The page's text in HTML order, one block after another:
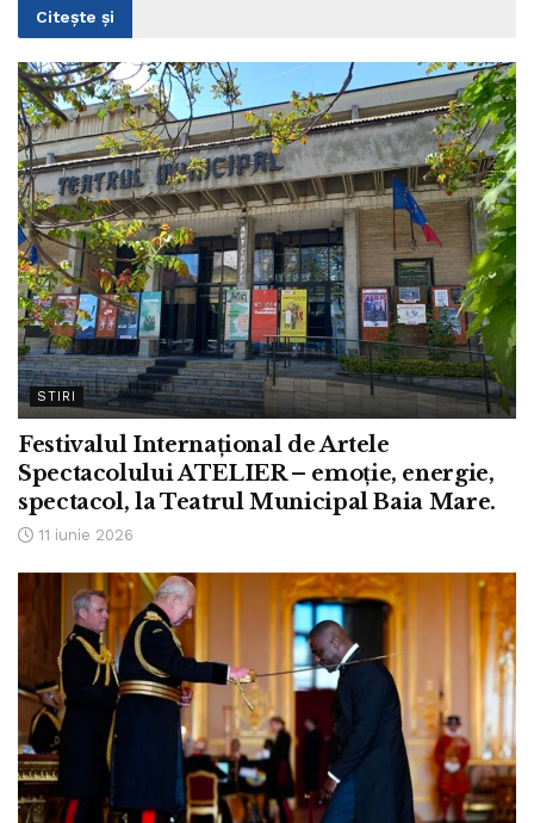
Citește și
STIRI
Festivalul Internațional de Artele
Spectacolului ATELIER – emoție, energie,
spectacol, la Teatrul Municipal Baia Mare.
11 iunie 2026